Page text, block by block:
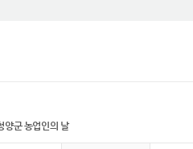
판 상세보기
양군 농업인의 날